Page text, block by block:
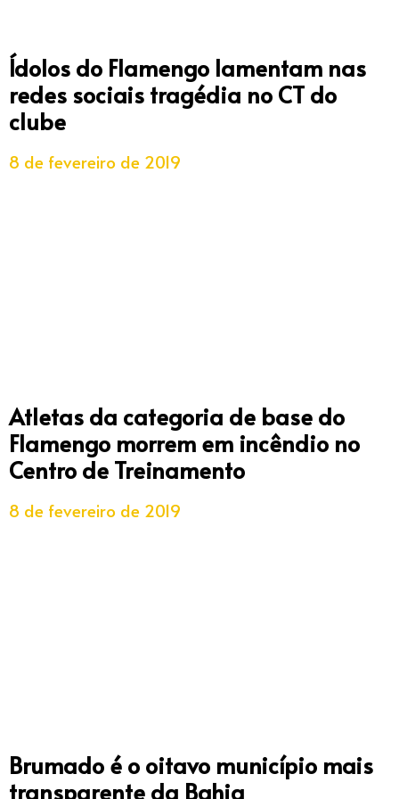
Ídolos do Flamengo lamentam nas
redes sociais tragédia no CT do
clube
8 de fevereiro de 2019
Atletas da categoria de base do
Flamengo morrem em incêndio no
Centro de Treinamento
8 de fevereiro de 2019
Brumado é o oitavo município mais
transparente da Bahia